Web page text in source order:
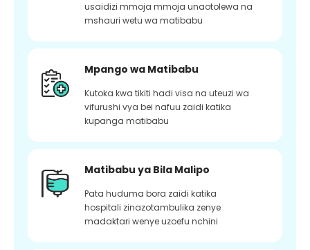
usaidizi mmoja mmoja unaotolewa na
mshauri wetu wa matibabu
Mpango wa Matibabu
Kutoka kwa tikiti hadi visa na uteuzi wa
vifurushi vya bei nafuu zaidi katika
kupanga matibabu
Matibabu ya Bila Malipo
Pata huduma bora zaidi katika
hospitali zinazotambulika zenye
madaktari wenye uzoefu nchini